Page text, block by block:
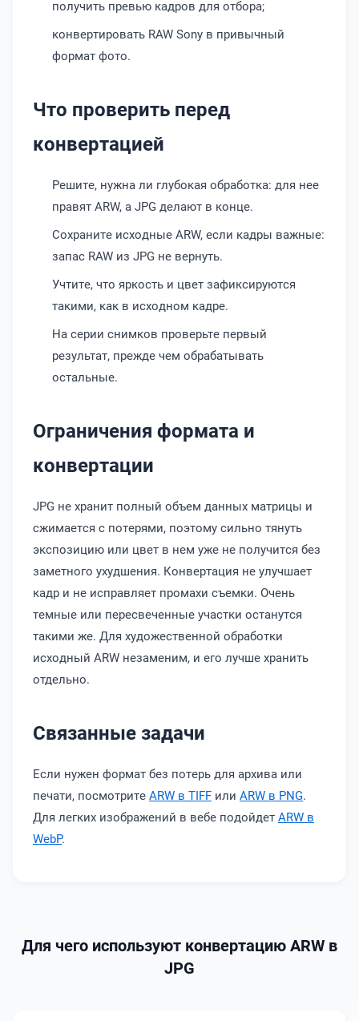
получить превью кадров для отбора;
конвертировать RAW Sony в привычный
формат фото.
Что проверить перед
конвертацией
Решите, нужна ли глубокая обработка: для нее
правят ARW, а JPG делают в конце.
Сохраните исходные ARW, если кадры важные:
запас RAW из JPG не вернуть.
Учтите, что яркость и цвет зафиксируются
такими, как в исходном кадре.
На серии снимков проверьте первый
результат, прежде чем обрабатывать
остальные.
Ограничения формата и
конвертации
JPG не хранит полный объем данных матрицы и
сжимается с потерями, поэтому сильно тянуть
экспозицию или цвет в нем уже не получится без
заметного ухудшения. Конвертация не улучшает
кадр и не исправляет промахи съемки. Очень
темные или пересвеченные участки останутся
такими же. Для художественной обработки
исходный ARW незаменим, и его лучше хранить
отдельно.
Связанные задачи
Если нужен формат без потерь для архива или
печати, посмотрите ARW в TIFF или ARW в PNG.
Для легких изображений в вебе подойдет ARW в
WebP.
Для чего используют конвертацию ARW в
JPG